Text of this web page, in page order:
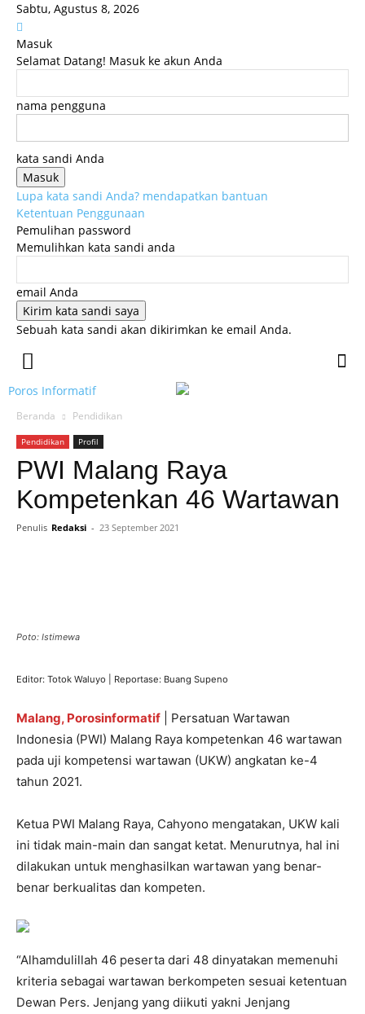
Sabtu, Agustus 8, 2026
Masuk
Selamat Datang! Masuk ke akun Anda
nama pengguna
kata sandi Anda
Lupa kata sandi Anda? mendapatkan bantuan
Ketentuan Penggunaan
Pemulihan password
Memulihkan kata sandi anda
email Anda
Sebuah kata sandi akan dikirimkan ke email Anda.
Poros Informatif
Beranda Pendidikan
Pendidikan Profil
PWI Malang Raya
Kompetenkan 46 Wartawan
Penulis Redaksi - 23 September 2021
Poto: Istimewa
Editor: Totok Waluyo | Reportase: Buang Supeno
Malang, Porosinformatif | Persatuan Wartawan
Indonesia (PWI) Malang Raya kompetenkan 46 wartawan
pada uji kompetensi wartawan (UKW) angkatan ke-4
tahun 2021.
Ketua PWI Malang Raya, Cahyono mengatakan, UKW kali
ini tidak main-main dan sangat ketat. Menurutnya, hal ini
dilakukan untuk menghasilkan wartawan yang benar-
benar berkualitas dan kompeten.
“Alhamdulillah 46 peserta dari 48 dinyatakan memenuhi
kriteria sebagai wartawan berkompeten sesuai ketentuan
Dewan Pers. Jenjang yang diikuti yakni Jenjang